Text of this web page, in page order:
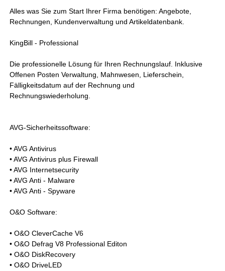
Alles was Sie zum Start Ihrer Firma benötigen: Angebote,
Rechnungen, Kundenverwaltung und Artikeldatenbank.
KingBill - Professional
Die professionelle Lösung für Ihren Rechnungslauf. Inklusive
Offenen Posten Verwaltung, Mahnwesen, Lieferschein,
Fälligkeitsdatum auf der Rechnung und
Rechnungswiederholung.
AVG-Sicherheitssoftware:
• AVG Antivirus
• AVG Antivirus plus Firewall
• AVG Internetsecurity
• AVG Anti - Malware
• AVG Anti - Spyware
O&O Software:
• O&O CleverCache V6
• O&O Defrag V8 Professional Editon
• O&O DiskRecovery
• O&O DriveLED